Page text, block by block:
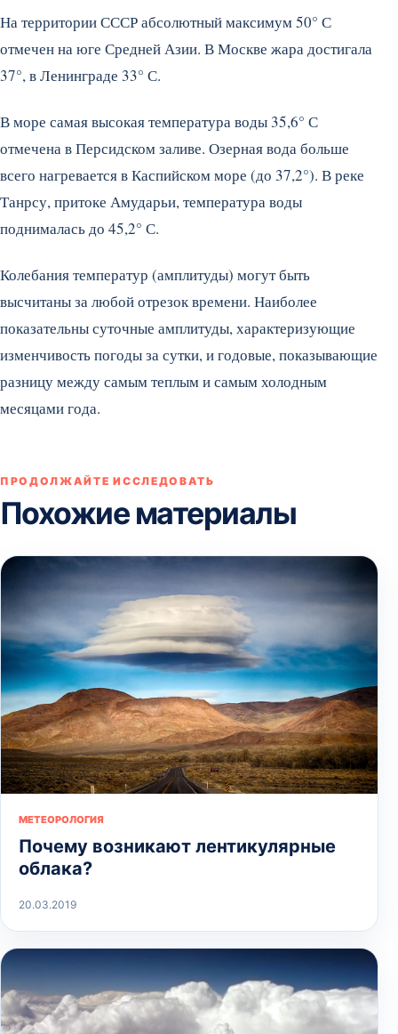
На территории СССР абсолютный максимум 50° С
отмечен на юге Средней Азии. В Москве жара достигала
37°, в Ленинграде 33° С.
В море самая высокая температура воды 35,6° С
отмечена в Персидском заливе. Озерная вода больше
всего нагревается в Каспийском море (до 37,2°). В реке
Танрсу, притоке Амударьи, температура воды
поднималась до 45,2° С.
Колебания температур (амплитуды) могут быть
высчитаны за любой отрезок времени. Наиболее
показательны суточные амплитуды, характеризующие
изменчивость погоды за сутки, и годовые, показывающие
разницу между самым теплым и самым холодным
месяцами года.
ПРОДОЛЖАЙТЕ ИССЛЕДОВАТЬ
Похожие материалы
МЕТЕОРОЛОГИЯ
Почему возникают лентикулярные
облака?
20.03.2019